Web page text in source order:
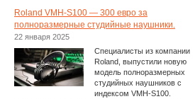
Roland VMH-S100 — 300 евро за
полноразмерные студийные наушники.
22 января 2025
Специалисты из компании
Roland, выпустили новую
модель полноразмерных
студийных наушников с
индексом VMH-S100.